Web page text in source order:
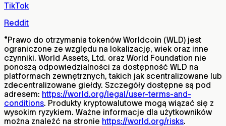
TikTok
Reddit
*Prawo do otrzymania tokenów Worldcoin (WLD) jest
ograniczone ze względu na lokalizację, wiek oraz inne
czynniki. World Assets, Ltd. oraz World Foundation nie
ponoszą odpowiedzialności za dostępność WLD na
platformach zewnętrznych, takich jak scentralizowane lub
zdecentralizowane giełdy. Szczegóły dostępne są pod
adresem: https://world.org/legal/user-terms-and-
conditions. Produkty kryptowalutowe mogą wiązać się z
wysokim ryzykiem. Ważne informacje dla użytkowników
można znaleźć na stronie https://world.org/risks.